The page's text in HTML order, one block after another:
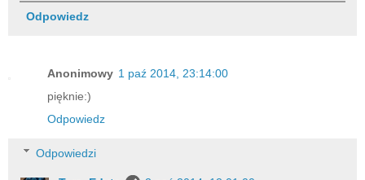
Odpowiedz
Anonimowy 1 paź 2014, 23:14:00
pięknie:)
Odpowiedz
Odpowiedzi